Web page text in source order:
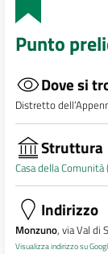
Punto
Dove si
Distretto
Struttura
Casa della
Indirizzo
Monzuno, via Val di
Visualizza indirizzo su